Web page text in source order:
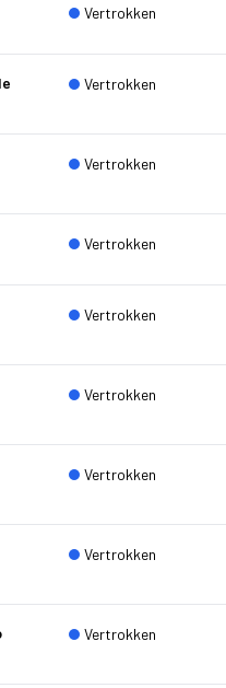
Vertrokken
Vertrokken
Vertrokken
Vertrokken
Vertrokken
Vertrokken
Vertrokken
Vertrokken
Vertrokken